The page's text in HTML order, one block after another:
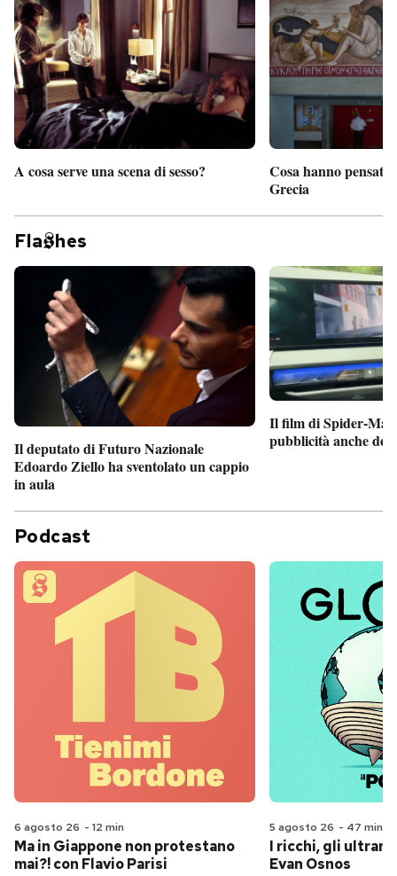
A cosa serve una scena di sesso?
Cosa hanno pensato
Grecia
Fla hes
Il deputato di Futuro Nazionale
Edoardo Ziello ha sventolato un cappio
in aula
Il film di Spider-Man
pubblicità anche
Podcast
6 agosto 26 - 12 min
Ma in Giappone non protestano
mai?! con Flavio Parisi
5 agosto 26 - 47 min
I ricchi, gli
Evan Osnos